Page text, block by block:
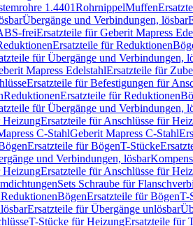
1.4401RohrnippelMuffen
Übergänge und Verbindungen, lösbar
freiErsatzteile für Geberit Mapress
Ersatzteile für Reduktionen
für Übergänge und Verbindungen,
Mapress EdelstahlErsatzteile für
Ersatzteile für Befestigungen für
ReduktionenErsatzteile für Reduktionen
für Übergänge und Verbindungen,
HeizungErsatzteile für Anschlüsse für
C-StahlGeberit Mapress C-Stahl
Ersatzteile für BögenT-Stücke
und Verbindungen, lösbar
HeizungErsatzteile für Anschlüsse für
Sets Schraube für
BögenErsatzteile für BögenT-
Ersatzteile für Übergänge unlösbar
T-Stücke für HeizungErsatzteile für